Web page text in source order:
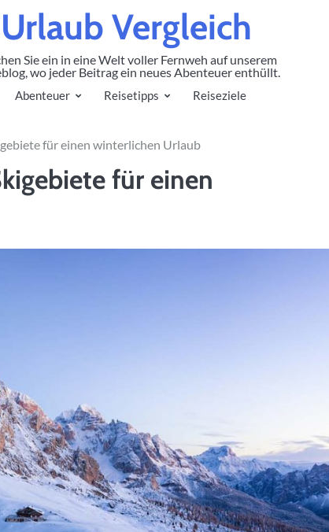
Urlaub Vergleich
Sie ein in eine Welt voller Fernweh auf unserem
wo jeder Beitrag ein neues Abenteuer enthüllt.
Abenteuer Reisetipps Reiseziele
für einen winterlichen Urlaub
für einen